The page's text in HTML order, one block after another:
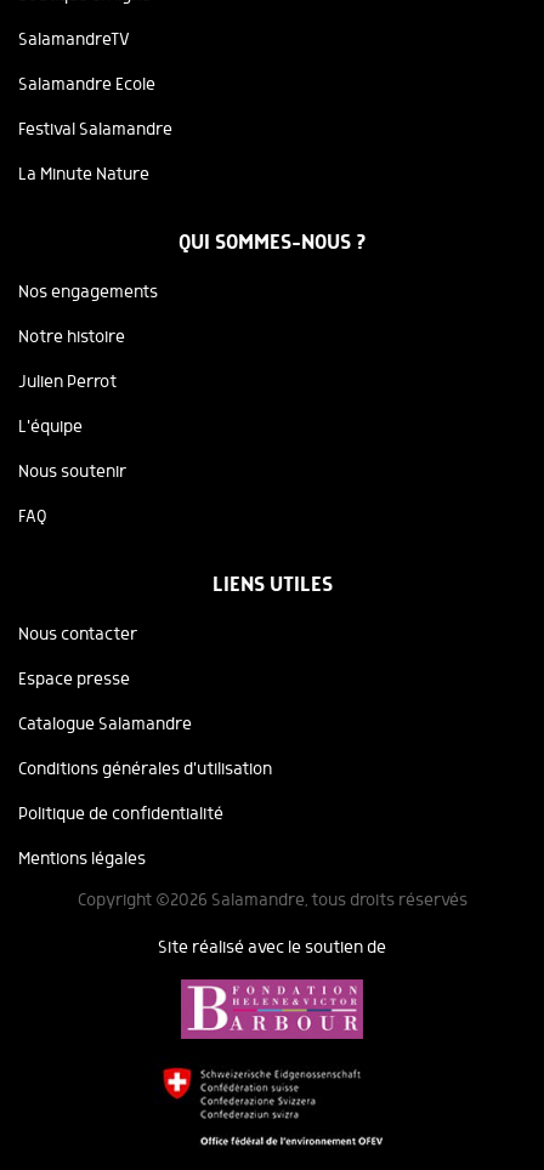
SalamandreTV
Salamandre Ecole
Festival Salamandre
La Minute Nature
QUI SOMMES-NOUS ?
Nos engagements
Notre histoire
Julien Perrot
L'équipe
Nous soutenir
FAQ
LIENS UTILES
Nous contacter
Espace presse
Catalogue Salamandre
Conditions générales d'utilisation
Politique de confidentialité
Mentions légales
Copyright ©2026 Salamandre, tous droits réservés
Site réalisé avec le soutien de